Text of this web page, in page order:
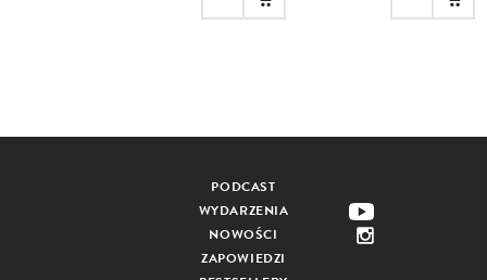
PODCAST
WYDARZENIA
NOWOŚCI
ZAPOWIEDZI